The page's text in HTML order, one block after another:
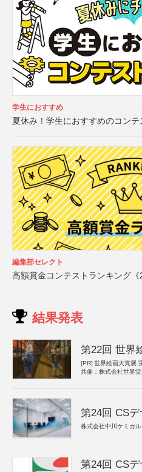
学生におすすめ
夏休み！学生におすすめのコンテ
編集部セレクト
高額賞金コンテストランキング《
結果発表
第22回 世界
[PR] 世界絵画大賞展
共催：株式会社世界堂
第24回 CS
株式会社中川ケミカル
第24回 CS